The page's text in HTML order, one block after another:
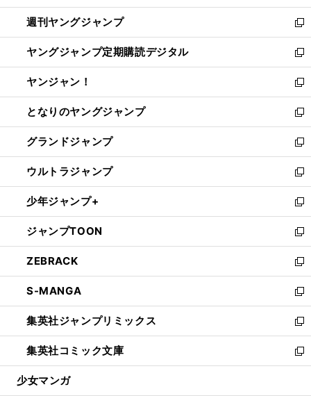
開
く
ウ
で
開
く
ン
ド
ウ
で
開
く
ウ
ィ
ン
ド
ウ
で
開
く
週刊ヤングジャンプ
新
し
い
ウ
ィ
ン
ド
ウ
で
開
く
ヤングジャンプ定期購読デジタル
新
し
い
ウ
ィ
ン
ド
ウ
で
開
く
ヤンジャン！
新
し
い
ウ
ィ
ン
ド
ウ
で
開
く
となりのヤングジャンプ
新
し
い
ウ
ィ
ン
ド
ウ
で
開
く
グランドジャンプ
新
し
い
ウ
ィ
ン
ド
ウ
で
開
く
ウルトラジャンプ
新
し
い
ウ
ィ
ン
ド
ウ
で
開
く
少年ジャンプ+
新
し
い
ウ
ィ
ン
ド
ウ
で
開
く
ジャンプTOON
新
し
い
ウ
ィ
ン
ド
ウ
で
開
ZEBRACK
新
し
い
ウ
ィ
ン
ド
ウ
S-MANGA
新
し
い
ウ
ィ
ン
集英社ジャンプリミックス
新
し
い
ウ
集英社コミック文庫
新
し
少女マンガ